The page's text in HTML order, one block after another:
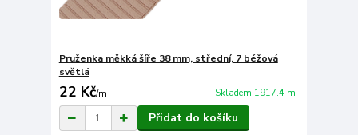
Pruženka měkká šíře 38 mm, střední, 7 béžová
světlá
22 Kč/m Skladem 1917.4 m
Přidat do košíku